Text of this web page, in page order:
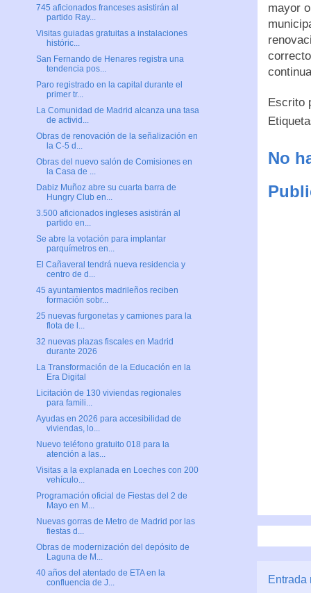
mayor
Escrito
No
Entrada
745 aficionados franceses asistirán al
partido Ray...
Visitas guiadas gratuitas a instalaciones
históric...
San Fernando de Henares registra una
tendencia pos...
Paro registrado en la capital durante el
primer tr...
La Comunidad de Madrid alcanza una tasa
de activid...
Obras de renovación de la señalización en
la C-5 d...
Obras del nuevo salón de Comisiones en
la Casa de ...
Dabiz Muñoz abre su cuarta barra de
Hungry Club en...
3.500 aficionados ingleses asistirán al
partido en...
Se abre la votación para implantar
parquímetros en...
El Cañaveral tendrá nueva residencia y
centro de d...
45 ayuntamientos madrileños reciben
formación sobr...
25 nuevas furgonetas y camiones para la
flota de l...
32 nuevas plazas fiscales en Madrid
durante 2026
La Transformación de la Educación en la
Era Digital
Licitación de 130 viviendas regionales
para famili...
Ayudas en 2026 para accesibilidad de
viviendas, lo...
Nuevo teléfono gratuito 018 para la
atención a las...
Visitas a la explanada en Loeches con 200
vehículo...
Programación oficial de Fiestas del 2 de
Mayo en M...
Nuevas gorras de Metro de Madrid por las
fiestas d...
Obras de modernización del depósito de
Laguna de M...
40 años del atentado de ETA en la
confluencia de J...